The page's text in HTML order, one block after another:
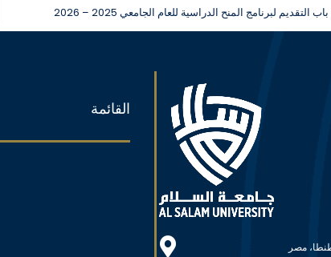
لبرنامج المنح الدراسية للعام الجامعي 2025 – 2026
مصر
القائمة